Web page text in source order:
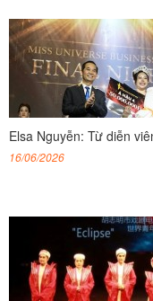
Elsa Nguyễn: Từ diễn
16/06/2026